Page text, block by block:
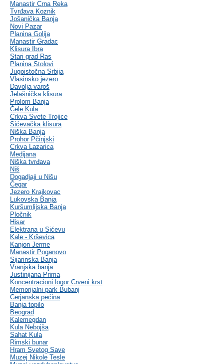
Manastir Crna Reka
Tvrđava Koznik
Jošanička Banja
Novi Pazar
Planina Golija
Manastir Gradac
Klisura Ibra
Stari grad Ras
Planina Stolovi
Jugoistočna Srbija
Vlasinsko jezero
Đavolja varoš
Jelašnička klisura
Prolom Banja
Ćele Kula
Crkva Svete Trojice
Sićevačka klisura
Niška Banja
Prohor Pčinjski
Crkva Lazarica
Medijana
Niška tvrđava
Niš
Dogadjaji u Nišu
Čegar
Jezero Krajkovac
Lukovska Banja
Kuršumlijska Banja
Pločnik
Hisar
Elektrana u Sićevu
Kale - Krševica
Kanjon Jerme
Manastir Poganovo
Sijarinska Banja
Vranjska banja
Justinijana Prima
Koncentracioni logor Crveni krst
Memorijalni park Bubanj
Cerjanska pećina
Banja topilo
Beograd
Kalemegdan
Kula Nebojša
Sahat Kula
Rimski bunar
Hram Svetog Save
Muzej Nikole Tesle